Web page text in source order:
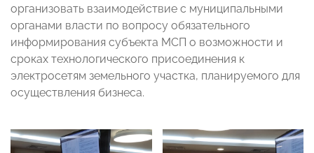
организовать взаимодействие с муниципальными
органами власти по вопросу обязательного
информирования субъекта МСП о возможности и
сроках технологического присоединения к
электросетям земельного участка, планируемого для
осуществления бизнеса.